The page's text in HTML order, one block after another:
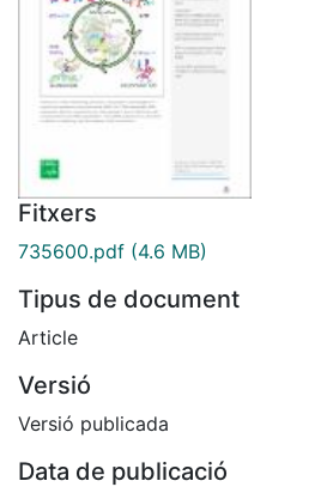
Fitxers
735600.pdf (4.6 MB)
Tipus de document
Article
Versió
Versió publicada
Data de publicació